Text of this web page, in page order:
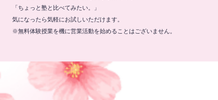
「ちょっと塾と比べてみたい。」
気になったら気軽にお試しいただけます。
※無料体験授業を機に営業活動を始めることはございません。